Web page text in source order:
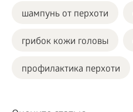
шампунь от перхоти
грибок кожи головы
профилактика перхоти